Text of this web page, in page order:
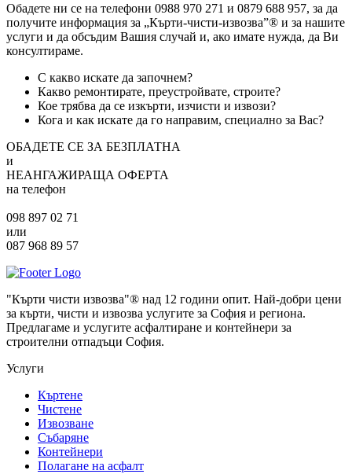
Обадете ни се на телефони 0988 970 271 и 0879 688 957, за да
получите информация за „Кърти-чисти-извозва”® и за нашите
услуги и да обсъдим Вашия случай и, ако имате нужда, да Ви
консултираме.
С какво искате да започнем?
Какво ремонтирате, преустройвате, строите?
Кое трябва да се изкърти, изчисти и извози?
Кога и как искате да го направим, специално за Вас?
ОБАДЕТЕ СЕ ЗА БЕЗПЛАТНА
и
НЕАНГАЖИРАЩА ОФЕРТА
на телефон
098 897 02 71
или
087 968 89 57
"Кърти чисти извозва"® над 12 години опит. Най-добри цени
за кърти, чисти и извозва услугите за София и региона.
Предлагаме и услугите асфалтиране и контейнери за
строителни отпадъци София.
Услуги
Къртене
Чистене
Извозване
Събаряне
Контейнери
Полагане на асфалт